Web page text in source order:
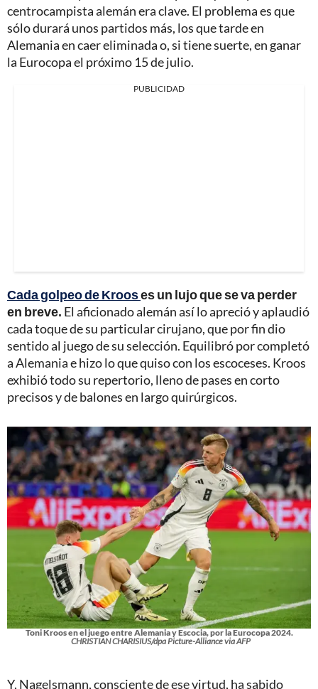
centrocampista alemán era clave. El problema es que
sólo durará unos partidos más, los que tarde en
Alemania en caer eliminada o, si tiene suerte, en ganar
la Eurocopa el próximo 15 de julio.
PUBLICIDAD
Cada golpeo de Krooses un lujo que se va perder
en breve. El aficionado alemán así lo apreció y aplaudió
cada toque de su particular cirujano, que por fin dio
sentido al juego de su selección. Equilibró por completó
a Alemania e hizo lo que quiso con los escoceses. Kroos
exhibió todo su repertorio, lleno de pases en corto
precisos y de balones en largo quirúrgicos.
Toni Kroos en el juego entre Alemania y Escocia, por la Eurocopa 2024.
CHRISTIAN CHARISIUS/dpa Picture-Alliance via AFP
Y, Nagelsmann, consciente de ese virtud, ha sabido